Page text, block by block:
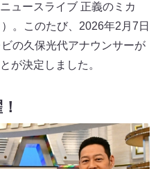
ュースライブ 正義のミカ
。このたび、2026年2月7日
の久保光代アナウンサーが
が決定しました。